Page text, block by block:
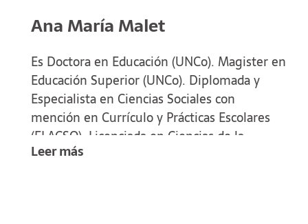
Ana María Malet
Es Doctora en Educación (UNCo). Magister en
Educación Superior (UNCo). Diplomada y
Especialista en Ciencias Sociales con
mención en Currículo y Prácticas Escolares
(FLACSO). Licenciada en Ciencias de la
Educación (UNCPBA). Profesora en
Leer más